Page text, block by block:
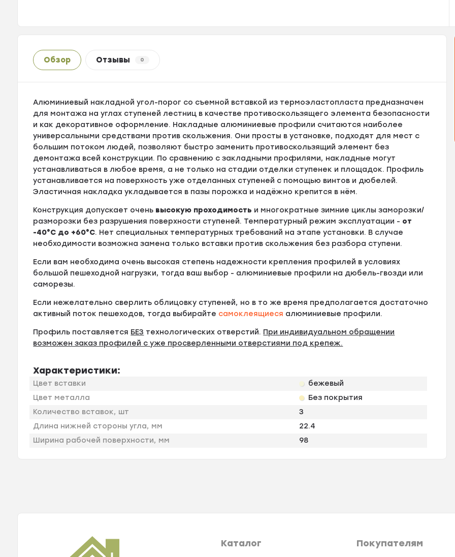
Обзор Отзывы 0
Алюминиевый накладной угол-порог со съемной вставкой из термоэластопласта предназначен
для монтажа на углах ступеней лестниц в качестве противоскользящего элемента безопасности
и как декоративное оформление. Накладные алюминиевые профили считаются наиболее
универсальными средствами против скольжения. Они просты в установке, подходят для мест с
большим потоком людей, позволяют быстро заменить противоскользящий элемент без
демонтажа всей конструкции. По сравнению с закладными профилями, накладные могут
устанавливаться в любое время, а не только на стадии отделки ступенек и площадок. Профиль
устанавливается на поверхность уже отделанных ступеней с помощью винтов и дюбелей.
Эластичная накладка укладывается в пазы порожка и надёжно крепится в нём.
Конструкция допускает очень высокую проходимость и многократные зимние циклы заморозки/
разморозки без разрушения поверхности ступеней. Температурный режим эксплуатации - от
-40°С до +60°С. Нет специальных температурных требований на этапе установки. В случае
необходимости возможна замена только вставки против скольжения без разбора ступени.
Если вам необходима очень высокая степень надежности крепления профилей в условиях
большой пешеходной нагрузки, тогда ваш выбор - алюминиевые профили на дюбель-гвозди или
саморезы.
Если нежелательно сверлить облицовку ступеней, но в то же время предполагается достаточно
активный поток пешеходов, тогда выбирайте самоклеящиеся алюминиевые профили.
Профиль поставляется БЕЗ технологических отверстий. При индивидуальном обращении
возможен заказ профилей с уже просверленными отверстиями под крепеж.
Характеристики:
Цвет вставки
бежевый
Цвет металла
Без покрытия
Количество вставок, шт
3
Длина нижней стороны угла, мм
22.4
Ширина рабочей поверхности, мм
98
Каталог Покупателям